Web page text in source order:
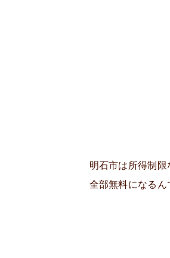
明石市は所得制
全部無料になるん